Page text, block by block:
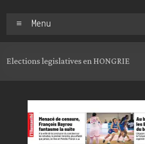
Menu
Elections legislatives en HONGRIE